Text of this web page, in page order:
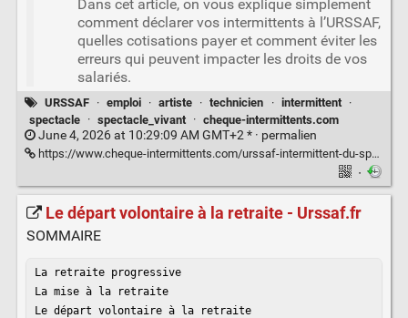
Dans cet article, on vous explique simplement
comment déclarer vos intermittents à l’URSSAF,
quelles cotisations payer et comment éviter les
erreurs qui peuvent impacter les droits de vos
salariés.
URSSAF · emploi · artiste · technicien · intermittent
·
spectacle
· spectacle_vivant · cheque-intermittents.com
June 4, 2026 at 10:29:09 AM GMT+2 * · permalien
https://www.cheque-intermittents.com/urssaf-intermittent-du-spectacle/
·
Le départ volontaire à la retraite - Urssaf.fr
SOMMAIRE
La retraite progressive
La mise à la retraite
Le départ volontaire à la retraite